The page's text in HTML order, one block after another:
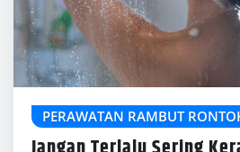
PERAWATAN RAMBUT